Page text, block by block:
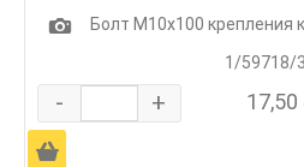
1
Болт М10х100 крепления
1/59718/
- +
Ä